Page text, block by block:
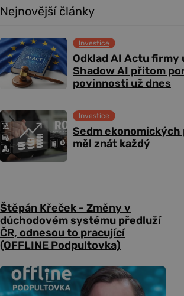
Nejnovější články
Odklad AI Actu firmy
Shadow AI přitom
povinnosti už dnes
Investice
Sedm
měl znát každý
Investice
Štěpán Křeček - Změny v
důchodovém systému předluží
ČR, odnesou to pracující
(OFFLINE Podpultovka)